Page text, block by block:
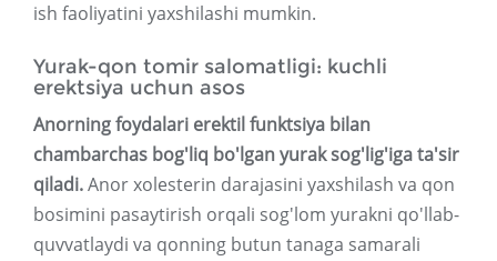
ish faoliyatini yaxshilashi mumkin.
Yurak-qon tomir salomatligi: kuchli
erektsiya uchun asos
Anorning foydalari erektil funktsiya bilan
chambarchas bog'liq bo'lgan yurak sog'lig'iga ta'sir
qiladi.Anor xolesterin darajasini yaxshilash va qon
bosimini pasaytirish orqali sog'lom yurakni qo'llab-
quvvatlaydi va qonning butun tanaga samarali